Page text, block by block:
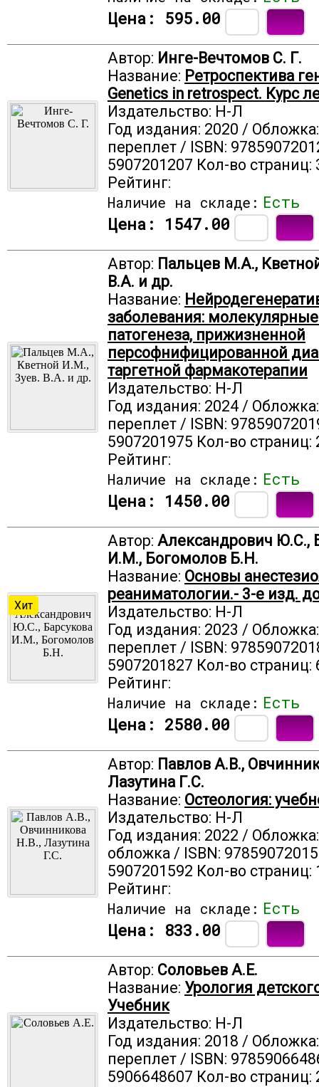
Цена: 595.00
Автор: Инге-Вечтомов С. Г.
Название: Ретроспектива
Genetics in retrospect. Курс
Издательство: Н-Л
Год издания: 2020 /
переплет / ISBN:
5907201207 Кол-во страниц:
Рейтинг:
Наличие на складе: Есть
Цена: 1547.00
Автор: Пальцев М.А.,
В.А. и др.
Название:
заболевания:
патогенеза, прижизненной
персофнифицированной
таргетной фармакотерапии
Издательство: Н-Л
Год издания: 2024 /
переплет / ISBN:
5907201975 Кол-во страниц:
Рейтинг:
Наличие на складе: Есть
Цена: 1450.00
Хит
Автор: Александрович Ю.С.,
И.М., Богомолов Б.Н.
Название: Основы
реаниматологии.- 3-е изд.
Издательство: Н-Л
Год издания: 2023 /
переплет / ISBN:
5907201827 Кол-во страниц:
Рейтинг:
Наличие на складе: Есть
Цена: 2580.00
Автор: Павлов А.В.,
Лазутина Г.С.
Название: Остеология:
Издательство: Н-Л
Год издания: 2022 /
обложка / ISBN:
5907201592 Кол-во страниц:
Рейтинг:
Наличие на складе: Есть
Цена: 833.00
Автор: Соловьев А.Е.
Название: Урология
Учебник
Издательство: Н-Л
Год издания: 2018 /
переплет / ISBN:
5906648607 Кол-во страниц: